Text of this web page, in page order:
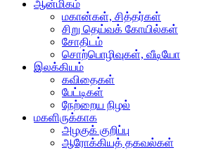
ஆன்மிகம்
மகான்கள், சித்தர்கள்
சிறு தெய்வக் கோயில்கள்
சோதிடம்
சொற்பொழிவுகள், வீடியோ
இலக்கியம்
கவிதைகள்
பேட்டிகள்
நேற்றைய நிழல்
மகளிருக்காக
அழகுக் குறிப்பு
ஆரோக்கியத் தகவல்கள்